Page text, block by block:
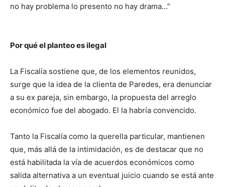
no hay problema lo presento no hay drama…”
Por qué el planteo es ilegal
La Fiscalía sostiene que, de los elementos reunidos,
surge que la idea de la clienta de Paredes, era denunciar
a su ex pareja, sin embargo, la propuesta del arreglo
económico fue del abogado. El la habría convencido.
Tanto la Fiscalía como la querella particular, mantienen
que, más allá de la intimidación, es de destacar que no
está habilitada la vía de acuerdos económicos como
salida alternativa a un eventual juicio cuando se está ante